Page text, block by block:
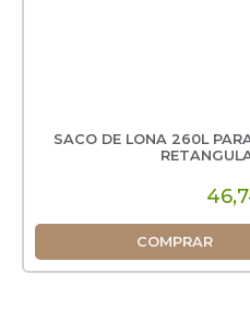
SACO DE LONA 260L
COMPRAR